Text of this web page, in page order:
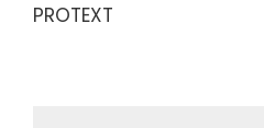
PROTEXT